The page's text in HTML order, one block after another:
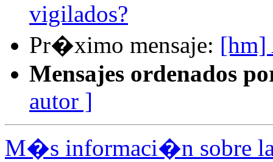
vigilados?
Pr�ximo mensaje: [hm]
Mensajes ordenados
autor ]
M�s informaci�n sobre